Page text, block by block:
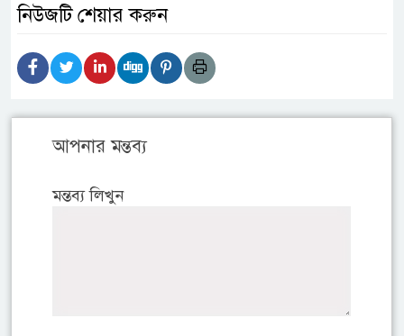
নিউজটি শেয়ার করুন
আপনার মন্তব্য
মন্তব্য লিখুন